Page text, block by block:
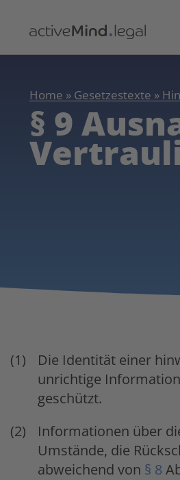
Home » Gesetzestexte »
§ 9
Die Identität einer
unrichtige
geschützt.
Informationen über
Umstände, die
abweichend von § 8